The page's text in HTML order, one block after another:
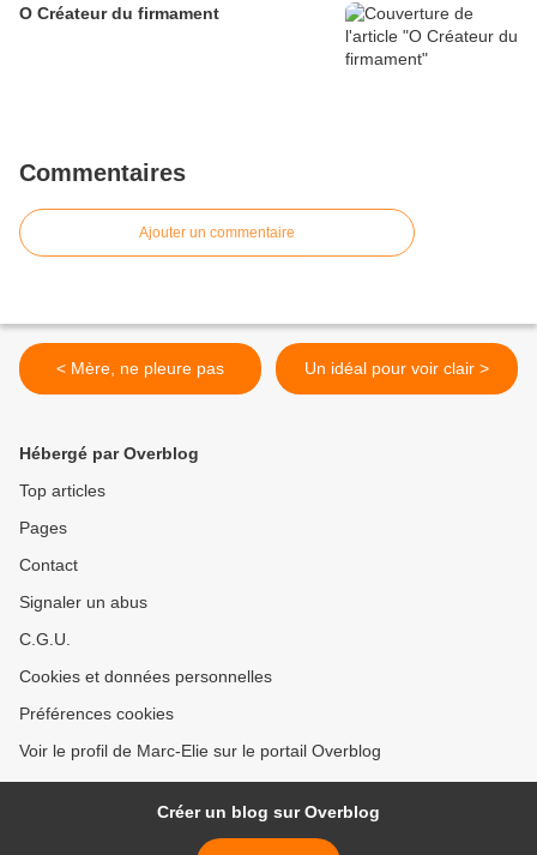
O Créateur du firmament
Commentaires
Ajouter un commentaire
< Mère, ne pleure pas Un idéal pour voir clair >
Hébergé par Overblog
Top articles
Pages
Contact
Signaler un abus
C.G.U.
Cookies et données personnelles
Préférences cookies
Voir le profil de Marc-Elie sur le portail Overblog
Créer un blog sur Overblog